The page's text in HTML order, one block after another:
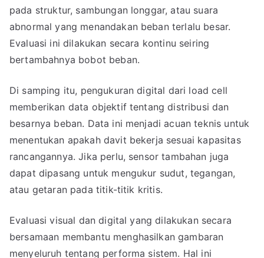
pada struktur, sambungan longgar, atau suara
abnormal yang menandakan beban terlalu besar.
Evaluasi ini dilakukan secara kontinu seiring
bertambahnya bobot beban.
Di samping itu, pengukuran digital dari load cell
memberikan data objektif tentang distribusi dan
besarnya beban. Data ini menjadi acuan teknis untuk
menentukan apakah davit bekerja sesuai kapasitas
rancangannya. Jika perlu, sensor tambahan juga
dapat dipasang untuk mengukur sudut, tegangan,
atau getaran pada titik-titik kritis.
Evaluasi visual dan digital yang dilakukan secara
bersamaan membantu menghasilkan gambaran
menyeluruh tentang performa sistem. Hal ini